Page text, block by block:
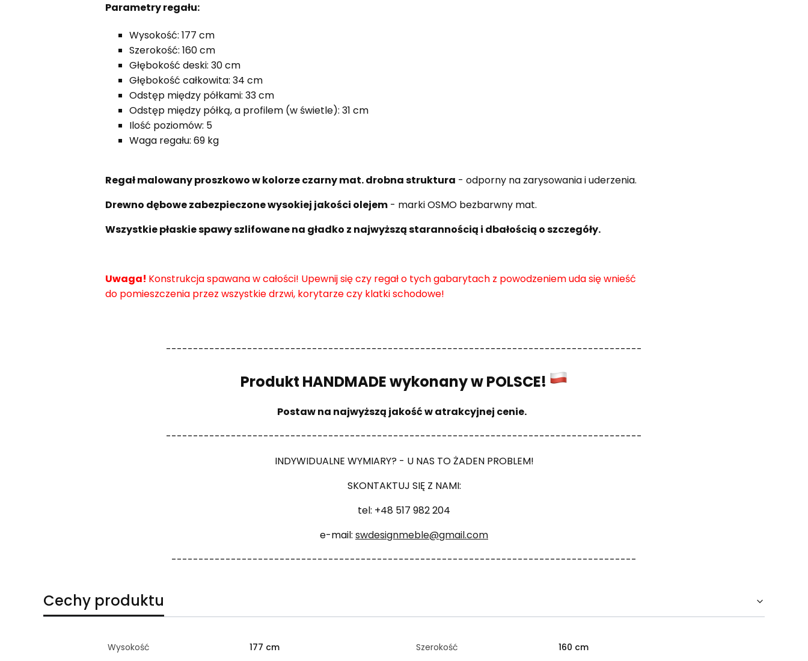
Parametry regału:
Wysokość: 177 cm
Szerokość: 160 cm
Głębokość deski: 30 cm
Głębokość całkowita: 34 cm
Odstęp między półkami: 33 cm
Odstęp między półką, a profilem (w świetle): 31 cm
Ilość poziomów: 5
Waga regału: 69 kg
Regał malowany proszkowo w kolorze czarny mat. drobna struktura - odporny na zarysowania i uderzenia.
Drewno dębowe zabezpieczone wysokiej jakości olejem- marki OSMO bezbarwny mat.
Wszystkie płaskie spawy szlifowane na gładko z najwyższą starannością i dbałością o szczegóły.
Uwaga! Konstrukcja spawana w całości! Upewnij się czy regał o tych gabarytach z powodzeniem uda się wnieść
do pomieszczenia przez wszystkie drzwi, korytarze czy klatki schodowe!
----------------------------------------------------------------------------------------
Produkt HANDMADE wykonany w POLSCE!
Postaw na najwyższą jakość w atrakcyjnej cenie.
----------------------------------------------------------------------------------------
INDYWIDUALNE WYMIARY? - U NAS TO ŻADEN PROBLEM!
SKONTAKTUJ SIĘ Z NAMI:
tel: +48 517 982 204
e-mail: swdesignmeble@gmail.com
--------------------------------------------------------------------------------------
Cechy produktu
Wysokość 177 cm Szerokość
160 cm